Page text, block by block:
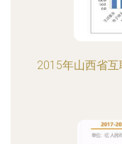
2015年山西省